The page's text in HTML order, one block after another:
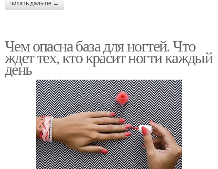
читать дальше →
Чем опасна база для ногтей. Что
ждет тех, кто красит ногти каждый
день